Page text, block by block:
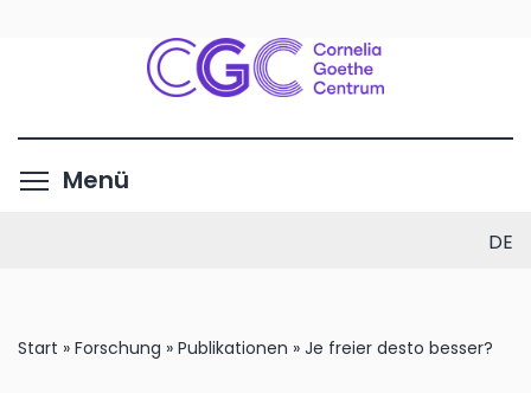
Inhalt
Menü
DE
Start » Forschung » Publikationen » Je freier desto besser?